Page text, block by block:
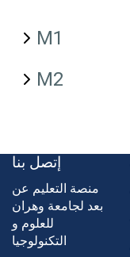
M1
M2
إتصل بنا
منصة التعليم عن
بعد لجامعة وهران
للعلوم و
التكنولوجيا